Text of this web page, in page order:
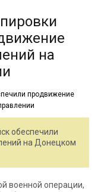
на
обеспечили
на Донецком
военной операции,